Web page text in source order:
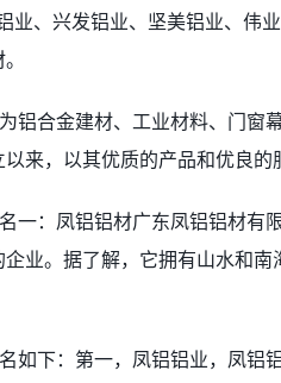
业、兴发铝业、坚美铝业、伟
铝合金建材、工业材料、门窗
来，以其优质的产品和优良的
一：凤铝铝材广东凤铝铝材有
业。据了解，它拥有山水和
如下：第一，凤铝铝业，凤铝